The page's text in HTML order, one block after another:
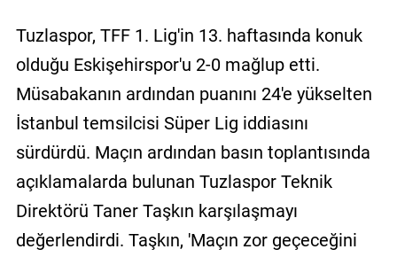
Kullanıcı
Sözleşmesi
Tuzlaspor, TFF 1. Lig'in 13. haftasında konuk
olduğu Eskişehirspor'u 2-0 mağlup etti.
Müsabakanın ardından puanını 24'e yükselten
İstanbul temsilcisi Süper Lig iddiasını
sürdürdü. Maçın ardından basın toplantısında
açıklamalarda bulunan Tuzlaspor Teknik
Direktörü Taner Taşkın karşılaşmayı
değerlendirdi. Taşkın, 'Maçın zor geçeceğini